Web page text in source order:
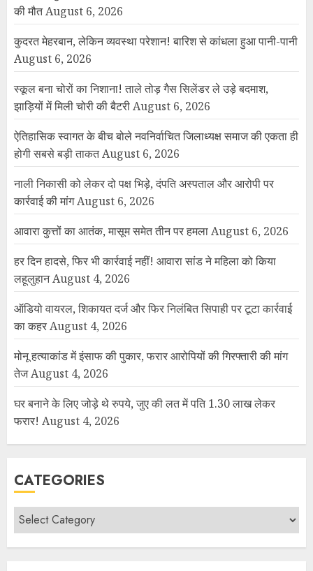
की मौतAugust 6, 2026
कुदरत मेहरबान, लेकिन व्यवस्था परेशान! बारिश से कांधला हुआ पानी-पानी
August 6, 2026
स्कूल बना चोरों का निशाना! ताले तोड़ गैस सिलेंडर ले उड़े बदमाश,
झाड़ियों में मिली चोरी की बैटरीAugust 6, 2026
ऐतिहासिक स्वागत के बीच बोले नवनिर्वाचित जिलाध्यक्ष समाज की एकता ही
होगी सबसे बड़ी ताकतAugust 6, 2026
नाली निकासी को लेकर दो पक्ष भिड़े, दंपति अस्पताल और आरोपी पर
कार्रवाई की मांगAugust 6, 2026
आवारा कुत्तों का आतंक, मासूम समेत तीन पर हमलाAugust 6, 2026
हर दिन हादसे, फिर भी कार्रवाई नहीं! आवारा सांड ने महिला को किया
लहूलुहानAugust 4, 2026
ऑडियो वायरल, शिकायत दर्ज और फिर निलंबित सिपाही पर टूटा कार्रवाई
का कहरAugust 4, 2026
मोनू हत्याकांड में इंसाफ की पुकार, फरार आरोपियों की गिरफ्तारी की मांग
तेजAugust 4, 2026
घर बनाने के लिए जोड़े थे रुपये, जुए की लत में पति 1.30 लाख लेकर
फरार! August 4, 2026
CATEGORIES